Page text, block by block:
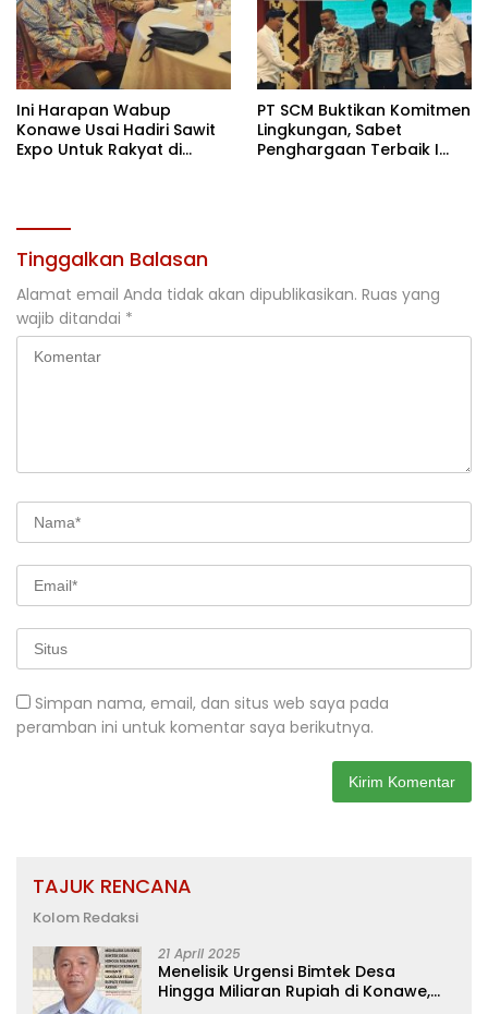
Ini Harapan Wabup
Konawe Usai Hadiri Sawit
Expo Untuk Rakyat di
PT SCM Buktikan Komitmen
Lingkungan, Sabet
Penghargaan Terbaik I
Tinggalkan Balasan
Alamat email Anda tidak akan dipublikasikan. Ruas yang
wajib ditandai *
Simpan nama, email, dan situs web saya pada
peramban ini untuk komentar saya berikutnya.
TAJUK RENCANA
Kolom Redaksi
21 April 2025
Menelisik Urgensi Bimtek Desa
Hingga Miliaran Rupiah di Konawe,